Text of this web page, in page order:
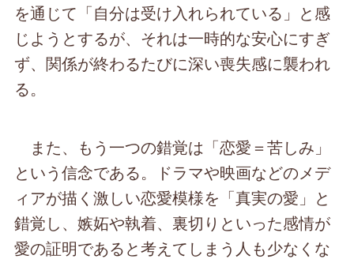
を通じて「自分は受け入れられている」と感
じようとするが、それは一時的な安心にすぎ
ず、関係が終わるたびに深い喪失感に襲われ
る。
また、もう一つの錯覚は「恋愛＝苦しみ」
という信念である。ドラマや映画などのメデ
ィアが描く激しい恋愛模様を「真実の愛」と
錯覚し、嫉妬や執着、裏切りといった感情が
愛の証明であると考えてしまう人も少なくな